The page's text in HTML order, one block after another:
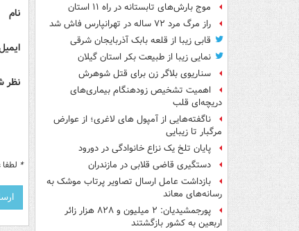
موج بارش‌های تابستانه در راه ۱۱ استان
راز مرگ مرد ۷۲ ساله در تهرانپارس فاش شد
قابی زیبا از قلعه بابک آذربایجان شرقی
نمایی زیبا از طبیعت بکر استان گیلان
سناریوی بلاگر زن برای قتل شوهرش
اهمیت تشخیص زودهنگام بیماری‌های
دریچه‌ای قلب
ناگفته‌هایی از آمپول های لاغری؛ از عوارض
مرگبار تا زیبایی
پایان تلخ یک نزاع خانوادگی در دورود
دستگیری قاضی قلابی در مازندران
بازداشت عامل ارسال تصاویر پرتاب موشک به
رسانه‌های معاند
پورجمشیدیان: ۲ میلیون و ۸۲۸ هزار زائر
اربعین به کشور بازگشتند
نام
نظر
*